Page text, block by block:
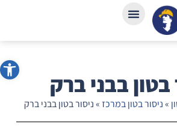
בטון בבני ברק
»ניסור בטון במרכז»ניסור בטון בבני ברק
פתח